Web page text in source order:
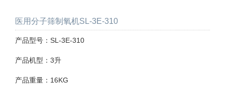
医用分子筛制氧机SL-3E-310
产品型号：SL-3E-310
产品机型：3升
产品重量：16KG